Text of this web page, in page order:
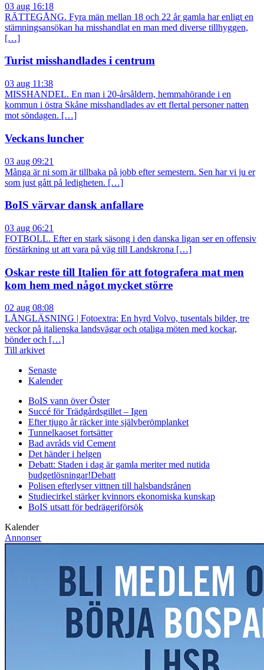
03 aug 16:18
RÄTTEGÅNG. Fyra män mellan 18 och 22 år gamla har enligt en
stämningsansökan ha misshandlat en man med diverse tillhyggen,
[…]
Turist misshandlades i centrum
03 aug 11:38
MISSHANDEL. En man i 20-årsåldern, hemmahörande i en
kommun i östra Skåne misshandlades av ett flertal personer natten
mot söndagen. […]
Veckans luncher
03 aug 09:21
Många är ni som är tillbaka på jobb efter semestern. Sen har vi ju er
som just gått på ledigheten. […]
BoIS värvar dansk anfallare
03 aug 06:21
FOTBOLL. Efter en stark säsong i den danska ligan ser en offensiv
förstärkning ut att vara på väg till Landskrona […]
Oskar reste till Italien för att fotografera mat men
kom hem med något mycket större
02 aug 08:08
LÅNGLÄSNING | Fotoextra: En hyrd Volvo, tusentals bilder, tre
veckor på italienska landsvägar och otaliga möten med kockar,
bönder och […]
Till arkivet
Senaste
Kalender
BoIS vann över Öster
Succé för Trädgårdsgillet – Igen
Efter tjugo år räcker inte självberömplanket
Tunnelkaoset fortsätter
Bad avråds vid Cement
Det händer i helgen
Debatt: Staden i dag är gamla meriter med nutida
budgetlösningar!Debatt
Polisen efterlyser vittnen till halsbandsrånen
Studiecirkel stärker kvinnors ekonomiska kunskap
BoIS utsatt för bedrägeriförsök
Kalender
Annonser